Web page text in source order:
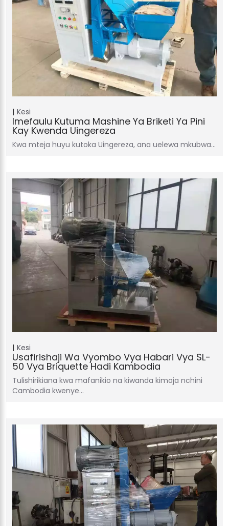
Kesi
Imefaulu Kutuma Mashine Ya Briketi Ya Pini
Kay Kwenda Uingereza
Kwa mteja huyu kutoka Uingereza, ana uelewa mkubwa…
Kesi
Usafirishaji Wa Vyombo Vya Habari Vya SL-
50 Vya Briquette Hadi Kambodia
Tulishirikiana kwa mafanikio na kiwanda kimoja nchini
Cambodia kwenye…